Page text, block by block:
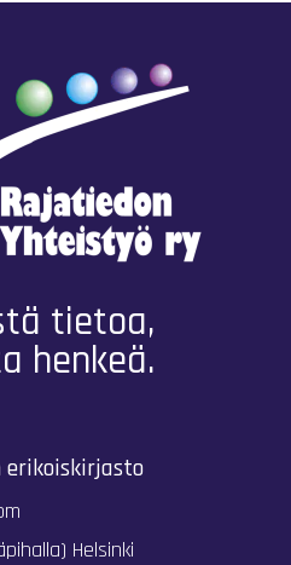
tietoa,
henkeä.
erikoiskirjasto
Helsinki